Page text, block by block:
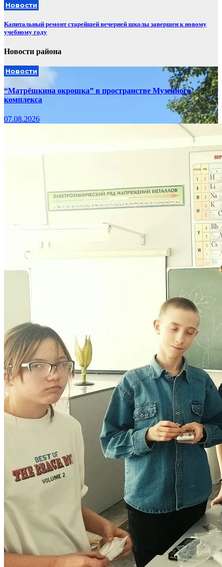
Новости
Капитальный ремонт старейшей вечерней школы завершен к новому
учебному году
Новости района
Новости
“Матрёшкина окрошка” в пространстве Музейного
комплекса
07.08.2026